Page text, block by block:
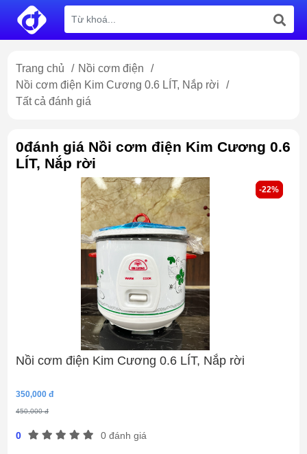
Trang chủ / Nồi cơm điện
/
Nồi cơm điện Kim Cương 0.6 LÍT, Nắp rời
/
Tất cả đánh giá
0đánh giá Nồi cơm điện Kim Cương 0.6
LÍT, Nắp rời
-22%
Nồi cơm điện Kim Cương 0.6 LÍT, Nắp rời
350,000 đ
-22%
450,000 đ
0 0 đánh giá